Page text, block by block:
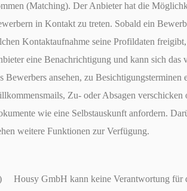
(Matching). Der Anbieter hat die
in Kontakt zu treten. Sobald ein
Kontaktaufnahme seine Profildaten
eine Benachrichtigung und kann sich das
Bewerbers ansehen, zu Besichtigungsterminen
Zu- oder Absagen verschicken
wie eine Selbstauskunft anfordern.
weitere Funktionen zur Verfügung.
Housy GmbH kann keine Verantwortung für